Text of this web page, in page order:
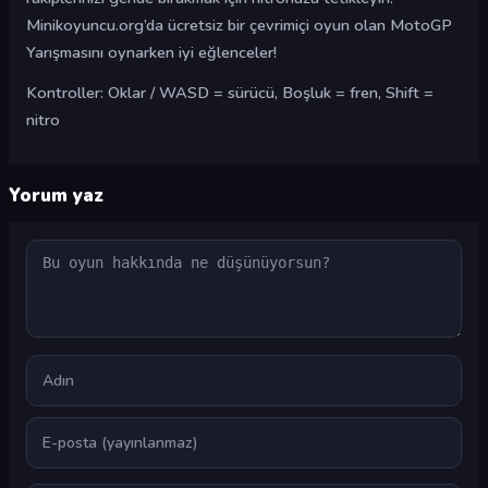
Minikoyuncu.org’da ücretsiz bir çevrimiçi oyun olan MotoGP
Yarışmasını oynarken iyi eğlenceler!
Kontroller: Oklar / WASD = sürücü, Boşluk = fren, Shift =
nitro
Yorum yaz
Yorum
Ad
E-posta